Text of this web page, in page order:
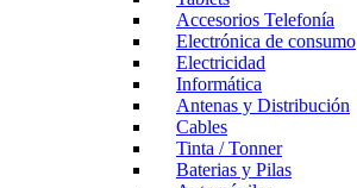
Accesorios Telefonía
Electrónica de consumo
Electricidad
Informática
Antenas y Distribución
Cables
Tinta / Tonner
Baterias y Pilas